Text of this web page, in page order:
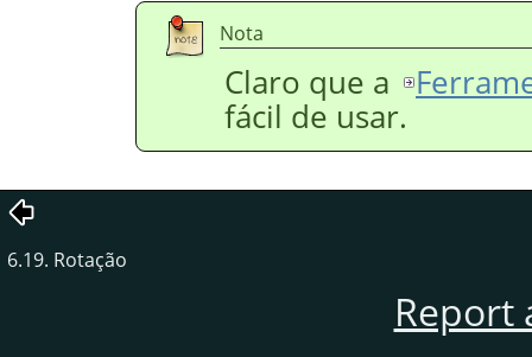
Nota
Claro que a
fácil de usar.
6.19. Rotação
Report